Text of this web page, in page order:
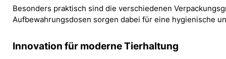
Besonders praktisch sind die verschiedenen
Aufbewahrungsdosen sorgen dabei für eine hygienische
Innovation für moderne Tierhaltung